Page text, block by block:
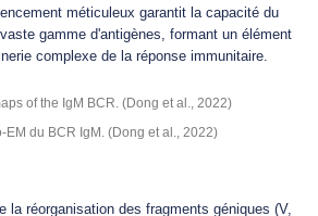
méticuleux garantit la capacité du
gamme d'antigènes, formant un élément
complexe de la réponse immunitaire.
EM du BCR IgM. (Dong et al., 2022)
la réorganisation des fragments géniques (V,